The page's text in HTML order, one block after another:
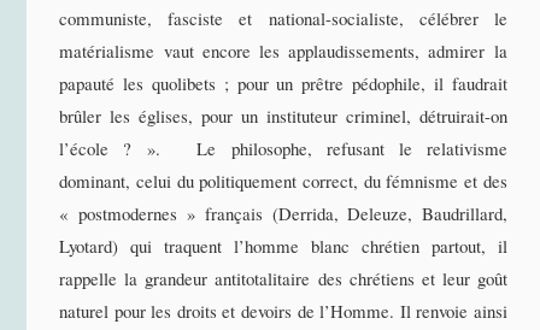
communiste, fasciste et national-socialiste, célébrer le
matérialisme vaut encore les applaudissements, admirer la
papauté les quolibets ; pour un prêtre pédophile, il faudrait
brûler les églises, pour un instituteur criminel, détruirait-on
l’école ? ». Le philosophe, refusant le relativisme
dominant, celui du politiquement correct, du fémnisme et des
« postmodernes » français (Derrida, Deleuze, Baudrillard,
Lyotard) qui traquent l’homme blanc chrétien partout, il
rappelle la grandeur antitotalitaire des chrétiens et leur goût
naturel pour les droits et devoirs de l’Homme. Il renvoie ainsi